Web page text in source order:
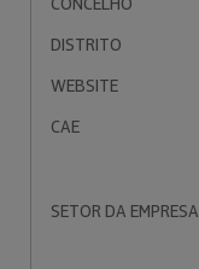
DISTRITO
WEBSITE
CAE
SETOR DA EMPRESA